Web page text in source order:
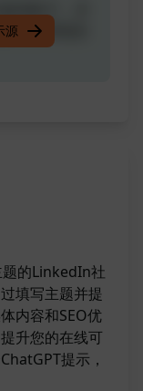
求你帮我买
源
的LinkedIn社
填写主题并提
内容和SEO优
升您的在线可
提示，